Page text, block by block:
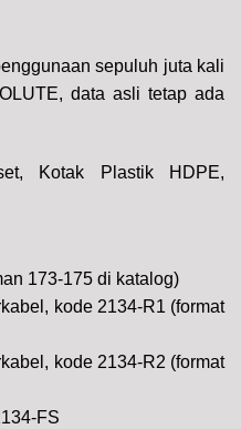
sepuluh juta kali
data asli tetap ada
Kotak Plastik HDPE,
173-175 di katalog)
kode 2134-R1 (format
kode 2134-R2 (format
FS